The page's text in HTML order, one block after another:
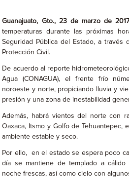
Guanajuato, Gto., 23 de marzo de
temperaturas durante las próximas
Seguridad Pública del Estado, a través
Protección Civil.
De acuerdo al reporte
Agua (CONAGUA), el frente frío
noroeste y norte, propiciando lluvia y
presión y una zona de inestabilidad
Además, habrá vientos del norte con
Oaxaca, Itsmo y Golfo de Tehuantepec,
ambiente estable y seco.
Por ello, en el estado se espera poco
día se mantiene de templado a
noche frescas, así como cielo con